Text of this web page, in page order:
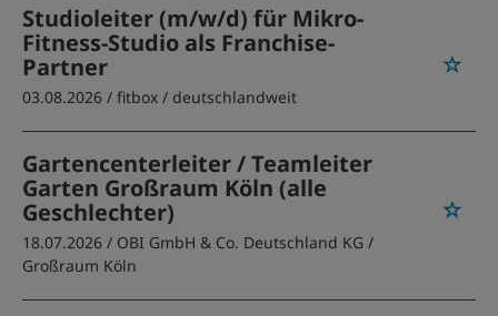
Studioleiter (m/w/d) für Mikro-
Fitness-Studio als Franchise-
Partner
03.08.2026 / fitbox / deutschlandweit
Gartencenterleiter / Teamleiter
Garten Großraum Köln (alle
Geschlechter)
18.07.2026 / OBI GmbH & Co. Deutschland KG /
Großraum Köln